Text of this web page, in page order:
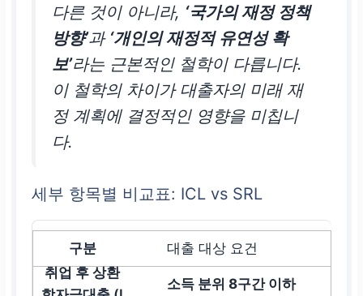
다른 것이 아니라, ‘국가의 재정 정책
방향’과 ‘개인의 재정적 유연성 확
보’라는 근본적인 철학이 다릅니다.
이 철학의 차이가 대출자의 미래 재
정 계획에 결정적인 영향을 미칩니
다.
세부 항목별 비교표: ICL vs SRL
대출 대상 요건
소득 분위 8구간 이하